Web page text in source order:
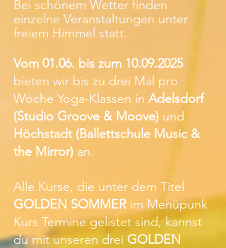
Bei schönem Wetter finden
einzelne Veranstaltungen unter
freiem Himmel statt.
Vom 01.06. bis zum 10.09.2025
bieten wir bis zu drei Mal pro
Woche Yoga-Klassen in Adelsdorf
(Studio Groove & Moove) und
Höchstadt (Ballettschule Music &
the Mirror) an.
Alle Kurse, die unter dem Titel
GOLDEN SOMMER im Menüpunk
Kurs Termine gelistet sind, kannst
du mit unseren drei GOLDEN